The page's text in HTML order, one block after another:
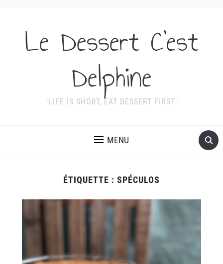
Le Dessert C'est
Delphine
"LIFE IS SHORT, EAT DESSERT FIRST"
MENU
ÉTIQUETTE : SPÉCULOS